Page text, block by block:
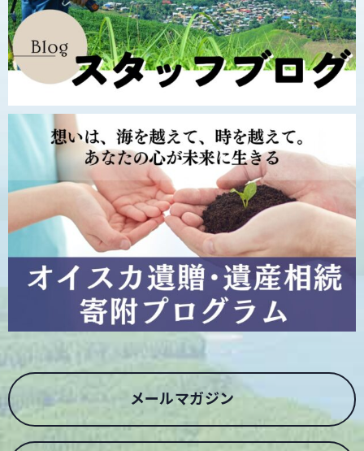
メールマガジン